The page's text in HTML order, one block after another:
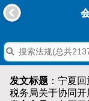
发文标题 ：宁夏
税务局关于协同